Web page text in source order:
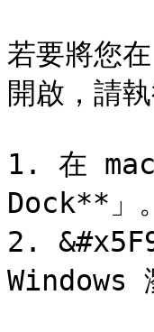
若要將您
開啟，請
1. 在
Dock**」。
2.
Windows